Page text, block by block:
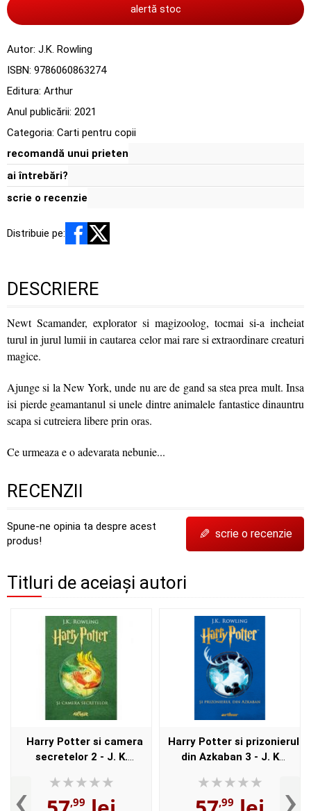
alertă stoc
Autor: J.K. Rowling
ISBN: 9786060863274
Editura: Arthur
Anul publicării: 2021
Categoria: Carti pentru copii
recomandă unui prieten
ai întrebări?
scrie o recenzie
Distribuie pe:
DESCRIERE
Newt Scamander, explorator si magizoolog, tocmai si-a incheiat
turul in jurul lumii in cautarea celor mai rare si extraordinare creaturi
magice.
Ajunge si la New York, unde nu are de gand sa stea prea mult. Insa
isi pierde geamantanul si unele dintre animalele fantastice dinauntru
scapa si cutreiera libere prin oras.
Ce urmeaza e o adevarata nebunie...
RECENZII
Spune-ne opinia ta despre acest
produs!
✎ scrie o recenzie
Titluri de aceiași autori
Harry Potter si camera
secretelor 2 - J. K.
,99
Harry Potter si prizonierul
din Azkaban 3 - J. K
,99